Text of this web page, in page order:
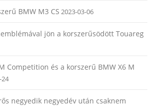
BMW M3 CS 2023-03-06
jön a korszerűsödött Touareg
Competition és a korszerű BMW X6 M
24
negyedik negyedév után csaknem